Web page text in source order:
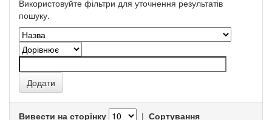
Використовуйте фільтри для уточнення результатів
пошуку.
Вивести на сторінку | Сортування